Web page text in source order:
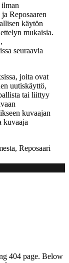
Reposaaren
käytön
mukaisia.
seuraavia
joita ovat
uutiskäyttö,
tai liittyy
kuvaajan
kuvaaja
Reposaari
404 page. Below